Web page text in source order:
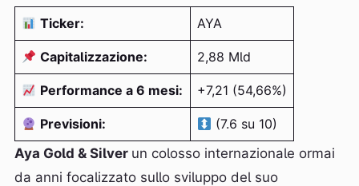
Ticker: AYA
Capitalizzazione: 2,88 Mld
Performance a 6 mesi: +7,21 (54,66%)
Previsioni:
(7.6 su 10)
Aya Gold & Silver un colosso internazionale ormai
da anni focalizzato sullo sviluppo del suo